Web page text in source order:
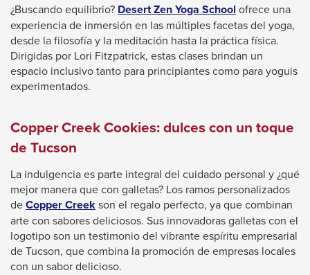
¿Buscando equilibrio? Desert Zen Yoga School This
link
will
trigger
a
ofrece una
experiencia de inmersión en las múltiples facetas del yoga,
desde la filosofía y la meditación hasta la práctica física.
Dirigidas por Lori Fitzpatrick, estas clases brindan un
espacio inclusivo tanto para principiantes como para yoguis
experimentados.
Copper Creek Cookies: dulces con un toque
de Tucson
La indulgencia es parte integral del cuidado personal y ¿qué
mejor manera que con galletas? Los ramos personalizados
deCopper CreekThis
link
will
trigger
a
son el regalo perfecto, ya que combinan
arte con sabores deliciosos. Sus innovadoras galletas con el
logotipo son un testimonio del vibrante espíritu empresarial
de Tucson, que combina la promoción de empresas locales
con un sabor delicioso.